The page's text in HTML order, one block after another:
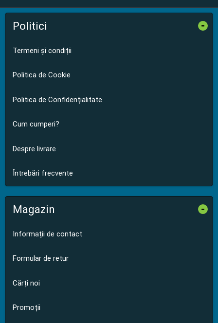
Politici -
Termeni și condiții
Politica de Cookie
Politica de Confidențialitate
Cum cumperi?
Despre livrare
Întrebări frecvente
Magazin -
Informații de contact
Formular de retur
Cărți noi
Promoții